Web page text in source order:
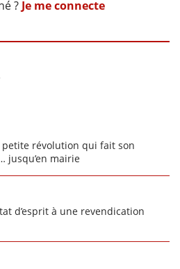
? Je me connecte
petite révolution qui fait son
jusqu’en mairie
d’esprit à une revendication